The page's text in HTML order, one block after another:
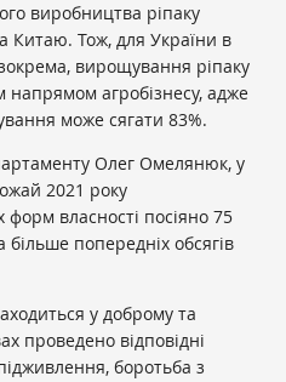
виробництва ріпаку
Китаю. Тож, для України в
вирощування ріпаку
агробізнесу, адже
може сягати 83%.
Олег Омелянюк, у
2021 року
форм власності посіяно 75
більше попередніх обсягів
у доброму та
проведено відповідні
боротьба з